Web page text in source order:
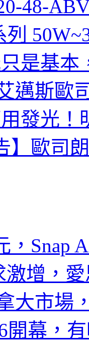
48-
只是基本
邁斯歐
發光！
】歐司
，Snap
增，
大市場
開幕，